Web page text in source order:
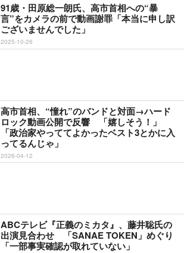
91歳・田原総一朗氏、高市首相への“暴
言”をカメラの前で動画謝罪「本当に申し訳
ございませんでした」
2025-10-26
高市首相、“憧れ”のバンドと対面→ハード
ロック動画公開で反響 「嬉しそう！」
「政治家やっててよかったベスト3とかに入
ってるんじゃ」
2026-04-12
ABCテレビ『正義のミカタ』、藤井聡氏の
出演見合わせ 「SANAE TOKEN」めぐり
「一部事実確認が取れていない」